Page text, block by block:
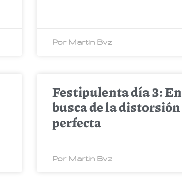
Por Martin Bvz
Festipulenta día 3: En
busca de la distorsión
perfecta
Por Martin Bvz